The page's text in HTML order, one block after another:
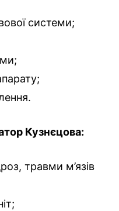
системи;
Кузнєцова:
травми м’язів